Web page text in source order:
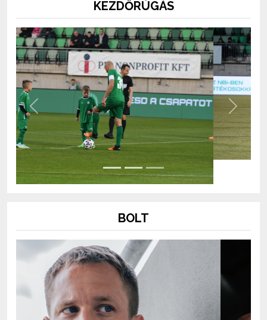
KEZDŐRÚGÁS
Previous Next